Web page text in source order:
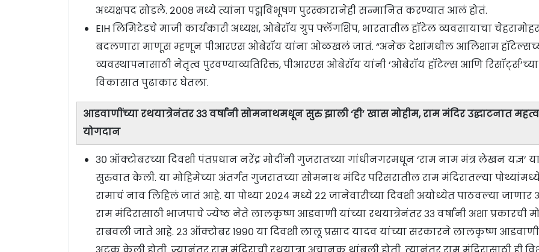
अध्यक्षपद सोडले. २००८ मध्ये त्यांना पद्मविभूषण पुरस्कारानेही सन्मानित करण्यात आलं होतं.
EIH लिमिटेडचे माजी कार्यकारी अध्यक्ष, ओबेरॉय ग्रुप फ्लॅगशिप, भारतातील हॉटेल व्यवसायाचा
बदलणारा माणूस म्हणून पीआरएस ओबेरॉय यांना ओळखलं जातं. “अनेक देशांमधील आलिशाम
व्यवस्थापनासाठी नेतृत्व पुरवण्याव्यतिरिक्त, पीआरएस ओबेरॉय यांनी ‘ओबेरॉय हॉटेल्स आणि रिसॉर्ट्स’च्या
विकासात पुढाकार घेतला.
आडवाणींच्या रथयात्रेनंतर ३३ वर्षांनी सोमनाथमधून सुरु झाली ‘ही’ खास मोहीम, राम मंदिर उद्घाटनात
योगदान
३० ऑक्टोबरच्या दिवशी पंतप्रधान नरेंद्र मोदींनी गुजरातच्या गांधीनगरमधून ‘राम नाम मंत्र लेखन यज्ञ’
सुरुवात केली. या मोहिमेच्या अंतर्गत गुजरातच्या सोमनाथ मंदिर परिसरातील राम मंदिरातल्या
रामाचं नाव लिहिलं जातं आहे. या पोथ्या २०२४ मध्ये २२ जानेवारीच्या दिवशी अयोध्येत पाठवल्या जाणार
राम मंदिरासाठी भाजपाचे ज्येष्ठ नेते लालकृष्ण आडवाणी यांच्या रथयात्रेनंतर ३३ वर्षांनी अशा प्रकारची
राबवली जाते आहे. २३ ऑक्टोबर १९९० या दिवशी लालू प्रसाद यादव यांच्या सरकारने लालकृष्ण